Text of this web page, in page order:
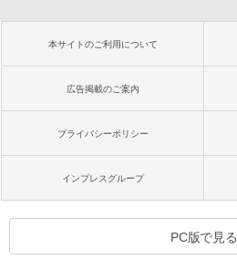
本サイトのご利用について
広告掲載のご案内
プライバシーポリシー
インプレスグループ
PC版で見る